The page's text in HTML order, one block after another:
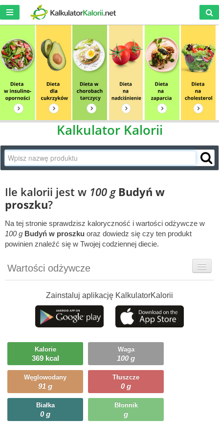
Kalkulator Kalorii
Ile kalorii jest w 100 g Budyń w
proszku?
Na tej stronie sprawdzisz kaloryczność i wartości odżywcze w
100 g Budyń w proszku oraz dowiedz się czy ten produkt
powinien znaleźć się w Twojej codziennej diecie.
Wartości odżywcze
Ciekawostki
Ile możesz zjeść?
Zainstaluj aplikację KalkulatorKalorii
Kalorie
369 kcal
Waga
100 g
Węglowodany
91 g
Tłuszcze
0 g
Białka
0 g
Błonnik
g